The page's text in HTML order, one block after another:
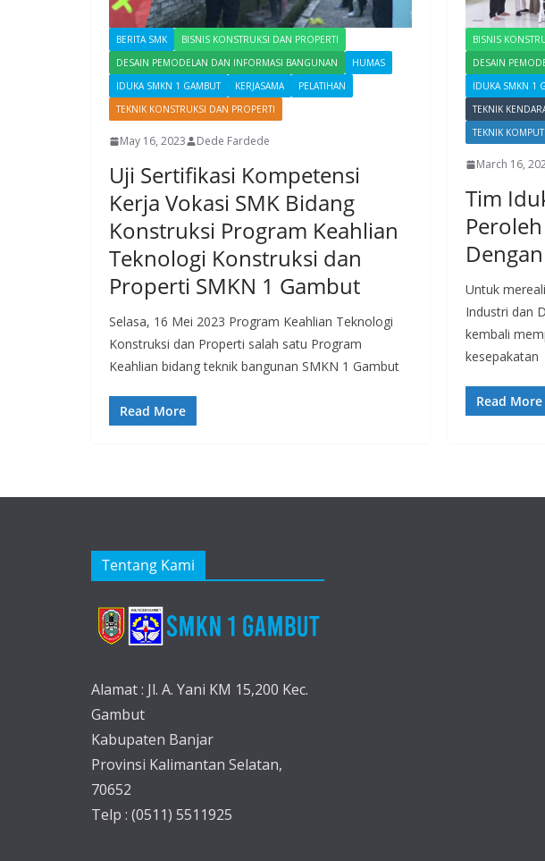
BERITA SMK
BISNIS KONSTRUKSI DAN PROPERTI
DESAIN PEMODELAN DAN INFORMASI BANGUNAN
HUMAS
IDUKA SMKN 1 GAMBUT
KERJASAMA
PELATIHAN
TEKNIK KONSTRUKSI DAN PROPERTI
May 16, 2023 Dede Fardede
Uji Sertifikasi Kompetensi
Kerja Vokasi SMK Bidang
Konstruksi Program Keahlian
Teknologi Konstruksi dan
Properti SMKN 1 Gambut
Selasa, 16 Mei 2023 Program Keahlian Teknologi
Konstruksi dan Properti salah satu Program
Keahlian bidang teknik bangunan SMKN 1 Gambut
Read More
BISNIS
DESAIN
IDUKA SMKN 1
TEKNIK
TEKNIK
March 16,
Tim
Untuk
Industri dan
kembali
kesepakatan
Read More
Tentang Kami
Alamat : Jl. A. Yani KM 15,200 Kec.
Gambut
Kabupaten Banjar
Provinsi Kalimantan Selatan,
70652
Telp : (0511) 5511925